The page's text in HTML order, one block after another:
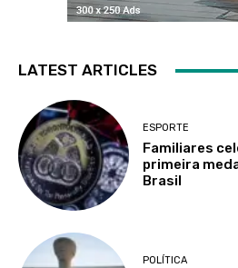
LATEST ARTICLES
ESPORTE
Familiares
primeira
Brasil
POLÍTICA